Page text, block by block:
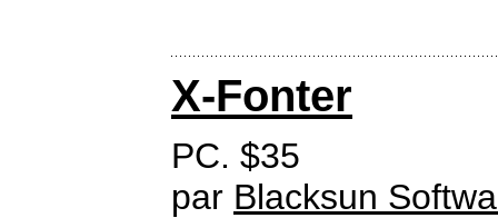
X-Fonter
PC. $35
par Blacksun